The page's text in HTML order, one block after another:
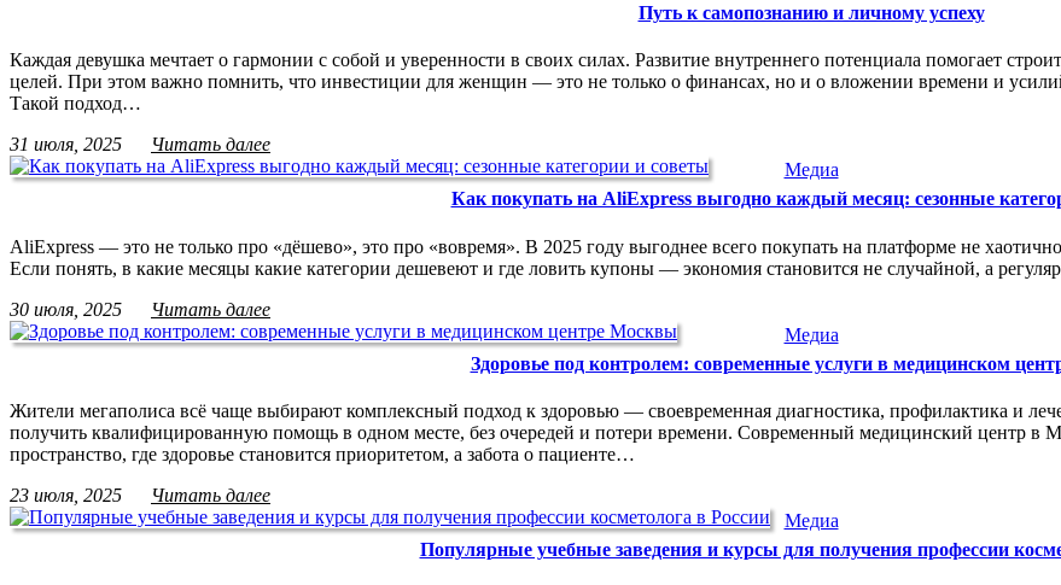
Путь к самопознанию и личному успеху
Каждая девушка мечтает о гармонии с собой и уверенности в своих силах. Развитие внутреннего потенциала помогает
целей. При этом важно помнить, что инвестиции для женщин — это не только о финансах, но и о вложении времени и
Такой подход…
31 июля, 2025
Читать далее
Медиа
Как покупать на AliExpress выгодно каждый месяц: сезонные
AliExpress — это не только про «дёшево», это про «вовремя». В 2025 году выгоднее всего покупать на платформе не
Если понять, в какие месяцы какие категории дешевеют и где ловить купоны — экономия становится не случайной, а
30 июля, 2025
Читать далее
Медиа
Здоровье под контролем: современные услуги в медицинском
Жители мегаполиса всё чаще выбирают комплексный подход к здоровью — своевременная диагностика, профилактика и
получить квалифицированную помощь в одном месте, без очередей и потери времени. Современный медицинский центр в
пространство, где здоровье становится приоритетом, а забота о пациенте…
23 июля, 2025
Читать далее
Медиа
Популярные учебные заведения и курсы для получения профессии